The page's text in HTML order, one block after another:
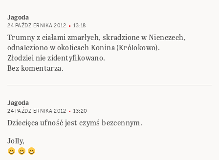
Jagoda
24 PAŹDZIERNIKA 2012 13:18
Trumny z ciałami zmarłych, skradzione w Nienczech,
odnaleziono w okolicach Konina (Królokowo).
Złodziei nie zidentyfikowano.
Bez komentarza.
Jagoda
24 PAŹDZIERNIKA 2012 13:20
Dziecięca ufność jest czymś bezcennym.
Jolly,